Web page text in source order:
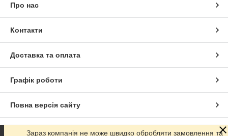
Про нас
Контакти
Доставка та оплата
Графік роботи
Повна версія сайту
Сайт створено на маркетплейсі Prom.ua
Зараз компанія не може швидко обробляти замовлення та